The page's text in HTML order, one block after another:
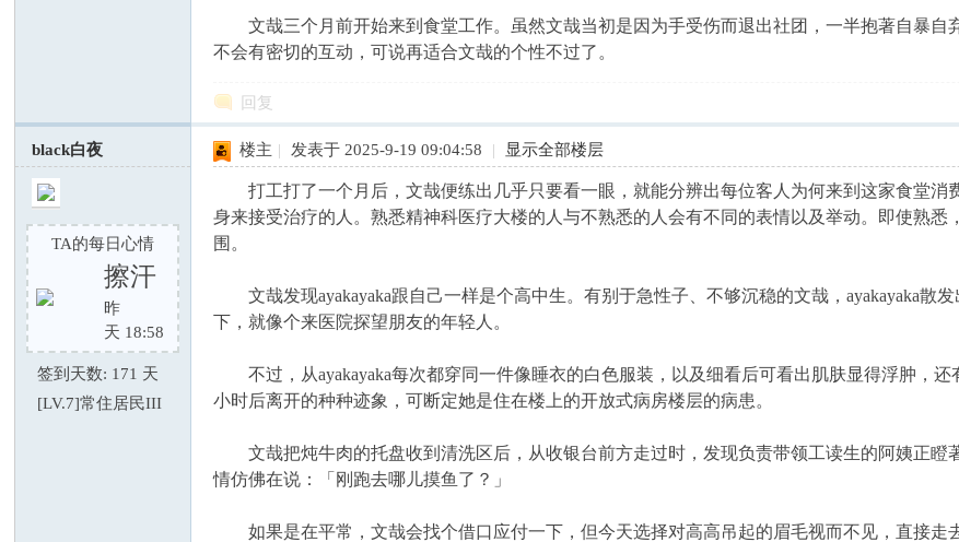
文哉三个月前开始来到食堂工作。虽然文哉当初是因为手受伤而退出社团，一半抱著自暴自
不会有密切的互动，可说再适合文哉的个性不过了。
回复
black白夜
TA的每日心情
擦汗
昨
天 18:58
签到天数: 171 天
[LV.7]常住居民III
楼主 | 发表于 2025-9-19 09:04:58 | 显示全部楼层
打工打了一个月后，文哉便练出几乎只要看一眼，就能分辨出每位客人为何来到这家食堂消
身来接受治疗的人。熟悉精神科医疗大楼的人与不熟悉的人会有不同的表情以及举动。即使熟
围。
文哉发现ayakayaka跟自己一样是个高中生。有别于急性子、不够沉稳的文哉，ayakayaka散
下，就像个来医院探望朋友的年轻人。
不过，从ayakayaka每次都穿同一件像睡衣的白色服装，以及细看后可看出肌肤显得浮肿，
小时后离开的种种迹象，可断定她是住在楼上的开放式病房楼层的病患。
文哉把炖牛肉的托盘收到清洗区后，从收银台前方走过时，发现负责带领工读生的阿姨正瞪
情仿佛在说：「刚跑去哪儿摸鱼了？」
如果是在平常，文哉会找个借口应付一下，但今天选择对高高吊起的眉毛视而不见，直接走